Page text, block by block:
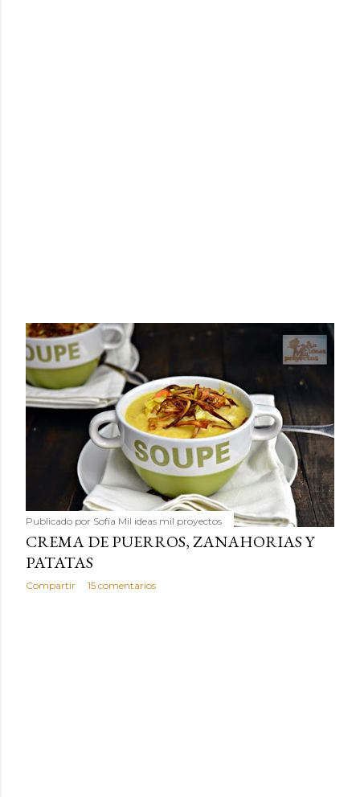
Publicado por Sofía Mil ideas mil proyectos
CREMA DE PUERROS, ZANAHORIAS Y
PATATAS
Compartir 15 comentarios